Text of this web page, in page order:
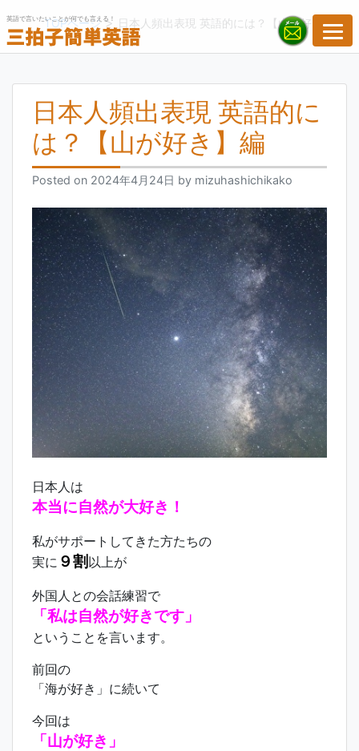
to
content
英語で言いたいことが何でも言える！
TOPページ> 日本人頻出表現 英語的には？【山が好き】編
日本人頻出表現 英語的に
は？【山が好き】編
Posted on 2024年4月24日 by mizuhashichikako
日本人は
本当に自然が大好き！
私がサポートしてきた方たちの
実に ９割 以上が
外国人との会話練習で
「私は自然が好きです」
ということを言います。
前回の
「海が好き」に続いて
今回は
「山が好き」